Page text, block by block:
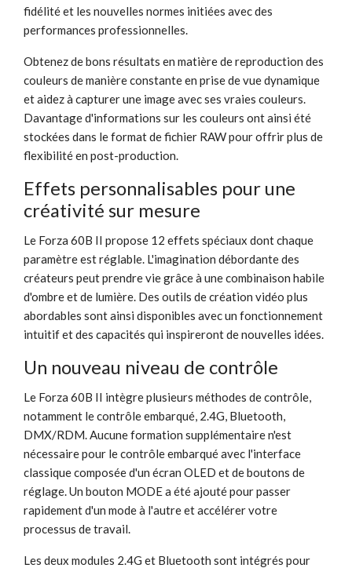
fidélité et les nouvelles normes initiées avec des
performances professionnelles.
Obtenez de bons résultats en matière de reproduction des
couleurs de manière constante en prise de vue dynamique
et aidez à capturer une image avec ses vraies couleurs.
Davantage d'informations sur les couleurs ont ainsi été
stockées dans le format de fichier RAW pour offrir plus de
flexibilité en post-production.
Effets personnalisables pour une
créativité sur mesure
Le Forza 60B II propose 12 effets spéciaux dont chaque
paramètre est réglable. L'imagination débordante des
créateurs peut prendre vie grâce à une combinaison habile
d'ombre et de lumière. Des outils de création vidéo plus
abordables sont ainsi disponibles avec un fonctionnement
intuitif et des capacités qui inspireront de nouvelles idées.
Un nouveau niveau de contrôle
Le Forza 60B II intègre plusieurs méthodes de contrôle,
notamment le contrôle embarqué, 2.4G, Bluetooth,
DMX/RDM. Aucune formation supplémentaire n'est
nécessaire pour le contrôle embarqué avec l'interface
classique composée d'un écran OLED et de boutons de
réglage. Un bouton MODE a été ajouté pour passer
rapidement d'un mode à l'autre et accélérer votre
processus de travail.
Les deux modules 2.4G et Bluetooth sont intégrés pour